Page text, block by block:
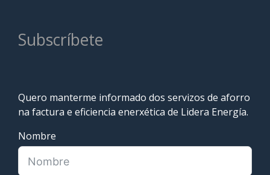
Subscríbete
Quero manterme informado dos servizos de aforro
na factura e eficiencia enerxética de Lidera Energía.
Nombre